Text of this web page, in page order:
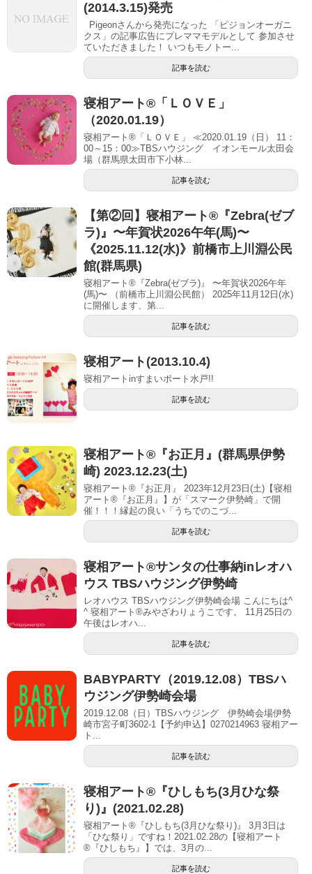
(2014.3.15)発売
Pigeonさんから発売になった 「ピジョンオーガニ
クス」の記事広告にプレママモデルとして 参加させ
ていただきました！ いつもモノトー...
記事を読む
寝相アート®「ＬＯＶＥ」
（2020.01.19）
寝相アート®「ＬＯＶＥ」 ≪2020.01.19（日） 11：
00～15：00≫TBSハウジング イオンモール太田会
場（群馬県太田市下小林...
記事を読む
【第②回】寝相アート®︎『Zebra(ゼブ
ラ)』〜年賀状2026午年(馬)〜
《2025.11.12(水)》前橋市上川淵公民
館(群馬県)
寝相アート®『Zebra(ゼブラ)』 〜年賀状2026午年
(馬)〜 （前橋市上川淵公民館） 2025年11月12日(水)
に開催します、第...
記事を読む
寝相アート(2013.10.4)
寝相アートinすまいポート水戸!!
記事を読む
寝相アート®︎『お正月』(群馬県伊勢
崎) 2023.12.23(土)
寝相アート®『お正月』 2023年12月23日(土)【寝相
アート®︎『お正月』】が「スマーク伊勢崎」で開
催！！！縁起の良い「うちでのこづ...
記事を読む
寝相アート®︎サンタの仕事納inレオハ
ウス TBSハウジング伊勢崎
レオハウス TBSハウジング伊勢崎会場 こんにちは^
^ 寝相アート®︎みやざわりょうこです。 11月25日の
午後はレオハ...
記事を読む
BABYPARTY（2019.12.08）TBSハ
ウジング伊勢崎会場
2019.12.08（日）TBSハウジング 伊勢崎会場伊勢
崎市宮子町3602-1【予約申込】0270214963 寝相アー
ト...
記事を読む
寝相アート®『ひしもち(3月ひな祭
り)』(2021.02.28)
寝相アート®『ひしもち(3月ひな祭り)』 3月3日は
「ひな祭り」ですね！2021.02.28の【寝相アート
®︎『ひしもち』】では、3月の...
記事を読む